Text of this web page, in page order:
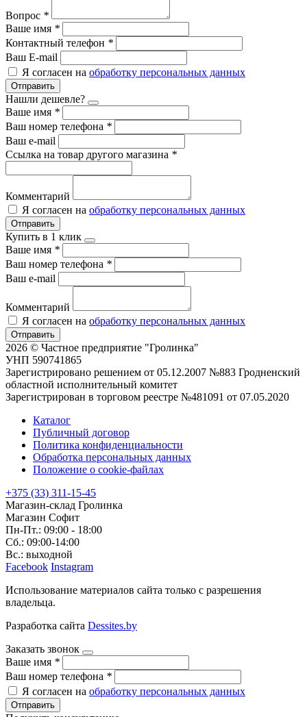
Вопрос *
Ваше имя *
Контактный телефон *
Ваш E-mail
Я согласен на обработку персональных данных
Отправить
Нашли дешевле?
Ваше имя *
Ваш номер телефона *
Ваш e-mail
Ссылка на товар другого магазина *
Комментарий
Я согласен на обработку персональных данных
Отправить
Купить в 1 клик
Ваше имя *
Ваш номер телефона *
Ваш e-mail
Комментарий
Я согласен на обработку персональных данных
Отправить
2026 © Частное предприятие "Гролинка"
УНП 590741865
Зарегистрировано решением от 05.12.2007 №883 Гродненский
областной исполнительный комитет
Зарегистрирован в торговом реестре №481091 от 07.05.2020
Каталог
Публичный договор
Политика конфиденциальности
Обработка персональных данных
Положение о cookie-файлах
+375 (33) 311-15-45
Магазин-склад Гролинка
Магазин Софит
Пн-Пт.: 09:00 - 18:00
Сб.: 09:00-14:00
Вс.: выходной
Facebook Instagram
Использование материалов сайта только с разрешения
владельца.
Разработка сайта Dessites.by
Заказать звонок
Ваше имя *
Ваш номер телефона *
Я согласен на обработку персональных данных
Отправить